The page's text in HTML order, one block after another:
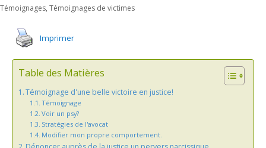
Témoignages, Témoignages de victimes
Imprimer
Table des Matières
Témoignage d'une belle victoire en justice!
Témoignage
Voir un psy?
Stratégies de l'avocat
Modifier mon propre comportement.